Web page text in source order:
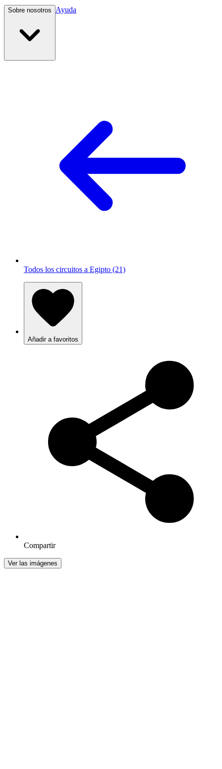
Sobre nosotros Ayuda
Todos los circuitos a Egipto (21)
Añadir a favoritos
Compartir
Ver las imágenes